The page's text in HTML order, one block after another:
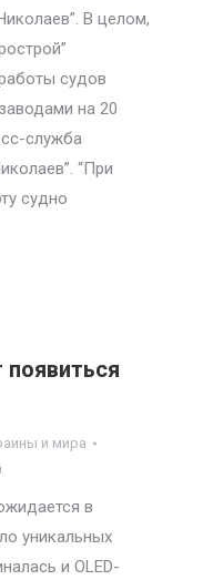
В целом,
судов
на 20
служба
“При
судно
и мира
в
уникальных
и OLED-